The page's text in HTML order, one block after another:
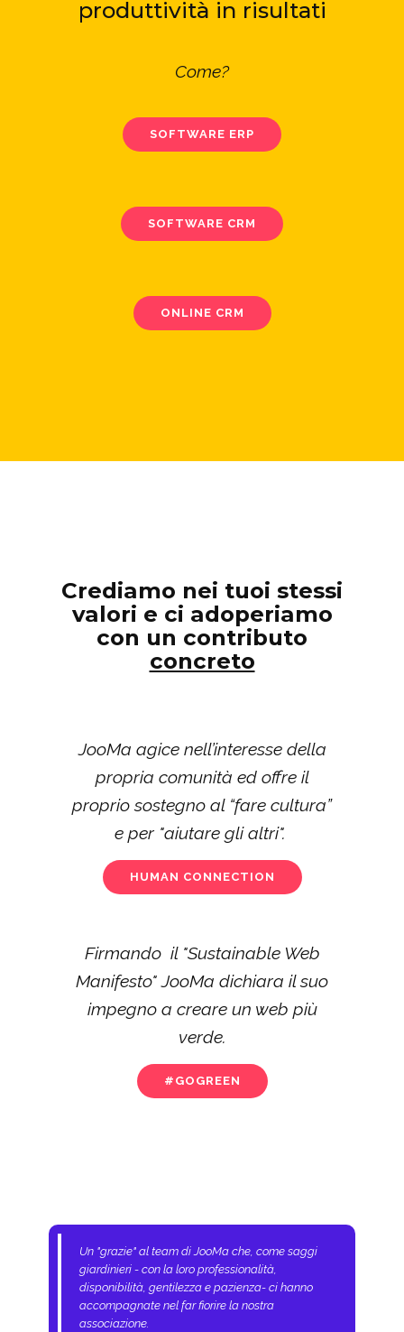
produttività in risultati
Come?
SOFTWARE ERP
SOFTWARE CRM
ONLINE CRM
Crediamo nei tuoi stessi
valori e ci adoperiamo
con un contributo
concreto
JooMa agice nell’interesse della
propria comunità ed offre il
proprio sostegno al “fare cultura”
e per "aiutare gli altri".
HUMAN CONNECTION
Firmando il "Sustainable Web
Manifesto" JooMa dichiara il suo
impegno a creare un web più
verde.
#GOGREEN
Un "grazie" al team di JooMa che, come saggi
giardinieri - con la loro professionalità,
disponibilità, gentilezza e pazienza- ci hanno
accompagnate nel far fiorire la nostra
associazione.